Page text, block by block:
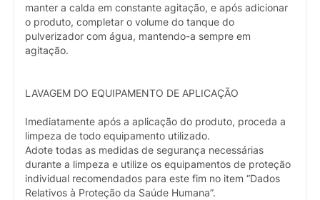
manter a calda em constante agitação, e após adicionar
o produto, completar o volume do tanque do
pulverizador com água, mantendo-a sempre em
agitação.
LAVAGEM DO EQUIPAMENTO DE APLICAÇÃO
Imediatamente após a aplicação do produto, proceda a
limpeza de todo equipamento utilizado.
Adote todas as medidas de segurança necessárias
durante a limpeza e utilize os equipamentos de proteção
individual recomendados para este fim no item “Dados
Relativos à Proteção da Saúde Humana”.